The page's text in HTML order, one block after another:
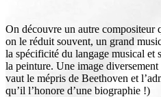
On découvre un autre compositeur
on le réduit souvent, un grand
la spécificité du langage musical et
la peinture. Une image
vaut le mépris de Beethoven et
qu’il l’honore d’une biographie !)